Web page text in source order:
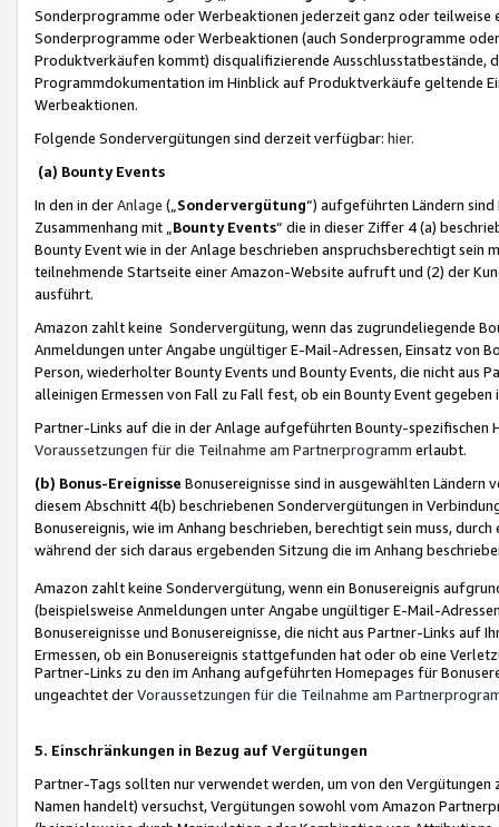
Sonderprogramme oder Werbeaktionen jederzeit ganz oder
Sonderprogramme oder Werbeaktionen (auch Sonderprogramme
Produktverkäufen kommt) disqualifizierende Ausschlusstatbestände,
Programmdokumentation im Hinblick auf Produktverkäufe geltende
Werbeaktionen.
Folgende Sondervergütungen sind derzeit verfügbar: hier.
(a) Bounty Events
In den in derAnlage („ Sondervergütung“) aufgeführten Ländern
Zusammenhang mit „ Bounty Events“ die in dieser Ziffer 4 (a)
Bounty Event wie in der Anlage beschrieben anspruchsberechtigt sein
teilnehmende Startseite einer Amazon-Website aufruft und (2) der
ausführt.
Amazon zahlt keine Sondervergütung, wenn das zugrundeliegende
Anmeldungen unter Angabe ungültiger E-Mail-Adressen, Einsatz von
Person, wiederholter Bounty Events und Bounty Events, die nicht
alleinigen Ermessen von Fall zu Fall fest, ob ein Bounty Event
Partner-Links auf die in der Anlage aufgeführten Bounty-spezifischen
Voraussetzungen für die Teilnahme am Partnerprogramm erlaubt.
(b) Bonus-Ereignisse Bonusereignisse sind in ausgewählten Ländern
diesem Abschnitt 4(b) beschriebenen Sondervergütungen in
Bonusereignis, wie im Anhang beschrieben, berechtigt sein muss,
während der sich daraus ergebenden Sitzung die im Anhang
Amazon zahlt keine Sondervergütung, wenn ein Bonusereignis
(beispielsweise Anmeldungen unter Angabe ungültiger E-Mail-
Bonusereignisse und Bonusereignisse, die nicht aus Partner-Links auf
Ermessen, ob ein Bonusereignis stattgefunden hat oder ob eine
Partner-Links zu den im Anhang aufgeführten Homepages für
ungeachtet derVoraussetzungen für die Teilnahme am
5. Einschränkungen in Bezug auf Vergütungen
Partner-Tags sollten nur verwendet werden, um von den
Namen handelt) versuchst, Vergütungen sowohl vom Amazon